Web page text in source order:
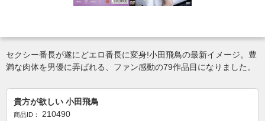
セクシー番長が遂にどエロ番長に変身!小田飛鳥の最新イメージ。豊
満な肉体を男優に弄ばれる、ファン感動の79作品目になりました。
貴方が欲しい 小田飛鳥
商品ID： 210490